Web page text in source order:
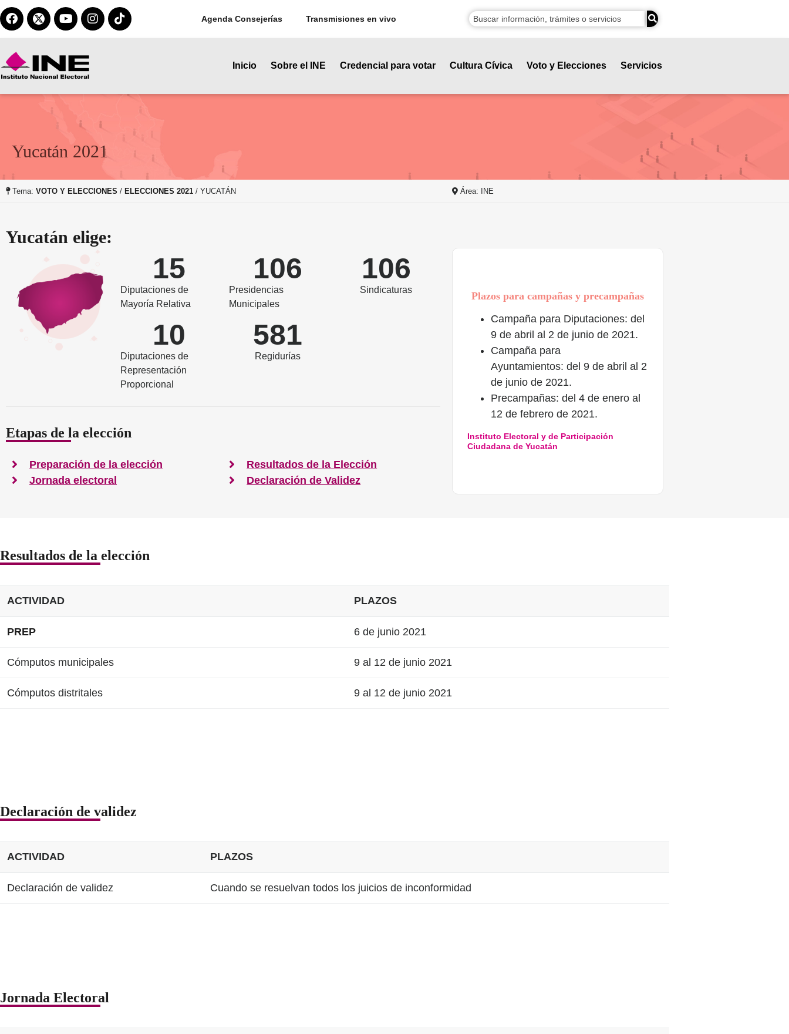
Agenda Consejerías Transmisiones en vivo
Inicio Sobre el INE Credencial para votar Cultura Cívica Voto y Elecciones Servicios
Yucatán 2021
Tema: VOTO Y ELECCIONES / ELECCIONES 2021 / YUCATÁN Área: INE
Yucatán elige:
Diputaciones de
Mayoría Relativa
15
Diputaciones de
Representación
Proporcional
10
Presidencias
Municipales
106
Regidurías
581
Sindicaturas
106
Etapas de la elección
Preparación de la elección
Jornada electoral
Resultados de la Elección
Declaración de Validez
Plazos para campañas y precampañas
Campaña para Diputaciones: del
9 de abril al 2 de junio de 2021.
Campaña para
Ayuntamientos: del 9 de abril al 2
de junio de 2021.
Precampañas: del 4 de enero al
12 de febrero de 2021.
Instituto Electoral y de Participación
Ciudadana de Yucatán
Resultados de la elección
ACTIVIDAD PLAZOS
PREP 6 de junio 2021
Cómputos municipales 9 al 12 de junio 2021
Cómputos distritales 9 al 12 de junio 2021
Declaración de validez
ACTIVIDAD PLAZOS
Declaración de validez Cuando se resuelvan todos los juicios de inconformidad
Jornada Electoral